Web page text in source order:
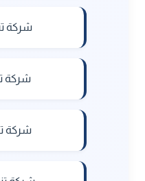
شركة
شركة
شركة